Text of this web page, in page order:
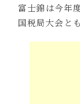
富士錦は今年
国税局大会と